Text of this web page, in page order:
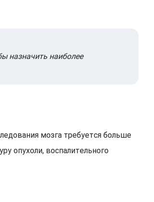
назначить наиболее
мозга требуется больше
опухоли, воспалительного